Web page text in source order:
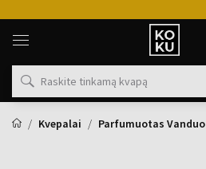
Originalūs
kvepalai
laikrodžiai
vienoje
Kvepalai Parfumuotas Vanduo